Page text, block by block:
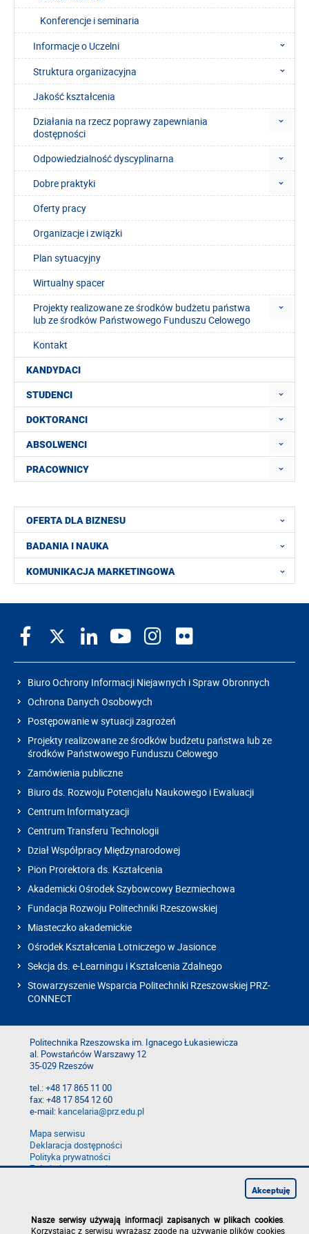
Konferencje i seminaria
Informacje o Uczelni
Struktura organizacyjna
Jakość kształcenia
Działania na rzecz poprawy zapewniania
dostępności
Odpowiedzialność dyscyplinarna
Dobre praktyki
Oferty pracy
Organizacje i związki
Plan sytuacyjny
Wirtualny spacer
Projekty realizowane ze środków budżetu państwa
lub ze środków Państwowego Funduszu Celowego
Kontakt
KANDYDACI
STUDENCI
DOKTORANCI
ABSOLWENCI
PRACOWNICY
OFERTA DLA BIZNESU
BADANIA I NAUKA
KOMUNIKACJA MARKETINGOWA
Biuro Ochrony Informacji Niejawnych i Spraw Obronnych
Ochrona Danych Osobowych
Postępowanie w sytuacji zagrożeń
Projekty realizowane ze środków budżetu państwa lub ze
środków Państwowego Funduszu Celowego
Zamówienia publiczne
Biuro ds. Rozwoju Potencjału Naukowego i Ewaluacji
Centrum Informatyzacji
Centrum Transferu Technologii
Dział Współpracy Międzynarodowej
Pion Prorektora ds. Kształcenia
Akademicki Ośrodek Szybowcowy Bezmiechowa
Fundacja Rozwoju Politechniki Rzeszowskiej
Miasteczko akademickie
Ośrodek Kształcenia Lotniczego w Jasionce
Sekcja ds. e-Learningu i Kształcenia Zdalnego
Stowarzyszenie Wsparcia Politechniki Rzeszowskiej PRZ-
CONNECT
Politechnika Rzeszowska im. Ignacego Łukasiewicza
al. Powstańców Warszawy 12
35-029 Rzeszów
tel.: +48 17 865 11 00
fax: +48 17 854 12 60
e-mail:kancelaria@prz.edu.pl
Mapa serwisu
Deklaracja dostępności
Polityka prywatności
Zgłoś błąd na stronie
Nasze serwisy używają informacji zapisanych w plikach cookies
Korzystając z serwisu wyrażasz zgodę na używanie plików cookies
Akceptuję